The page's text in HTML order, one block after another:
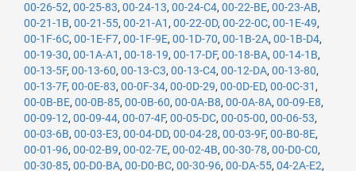
00-26-52, 00-25-83, 00-24-13, 00-24-C4, 00-22-BE, 00-23-AB,
00-21-1B, 00-21-55, 00-21-A1 , 00-22-0D, 00-22-0C, 00-1E-49,
00-1F-6C, 00-1E-F7, 00-1F-9E, 00-1D-70, 00-1B-2A, 00-1B-D4,
00-19-30, 00-1A-A1 , 00-18-19, 00-17-DF, 00-18-BA, 00-14-1B,
00-13-5F, 00-13-60, 00-13-C3, 00-13-C4, 00-12-DA, 00-13-80,
00-13-7F, 00-0E-83, 00-0F-34, 00-0D-29, 00-0D-ED, 00-0C-31 ,
00-0B-BE, 00-0B-85, 00-0B-60, 00-0A-B8, 00-0A-8A, 00-09-E8,
00-09-12, 00-09-44, 00-07-4F, 00-05-DC, 00-05-00, 00-06-53,
00-03-6B, 00-03-E3, 00-04-DD, 00-04-28, 00-03-9F, 00-B0-8E,
00-01-96, 00-02-B9, 00-02-7E, 00-02-4B, 00-30-78, 00-D0-C0,
00-30-85, 00-D0-BA, 00-D0-BC, 00-30-96, 00-DA-55, 04-2A-E2,